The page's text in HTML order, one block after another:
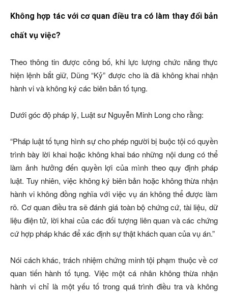
Không hợp tác với cơ quan điều tra có làm thay đổi bản
chất vụ việc?
Theo thông tin được công bố, khi lực lượng chức năng thực
hiện lệnh bắt giữ, Dũng “Kỷ” được cho là đã không khai nhận
hành vi và không ký các biên bản tố tụng.
Dưới góc độ pháp lý, Luật sư Nguyễn Minh Long cho rằng:
“Pháp luật tố tụng hình sự cho phép người bị buộc tội có quyền
trình bày lời khai hoặc không khai báo những nội dung có thể
làm ảnh hưởng đến quyền lợi của mình theo quy định pháp
luật. Tuy nhiên, việc không ký biên bản hoặc không thừa nhận
hành vi không đồng nghĩa với việc vụ án không thể được làm
rõ. Cơ quan điều tra sẽ đánh giá toàn bộ chứng cứ, tài liệu, dữ
liệu điện tử, lời khai của các đối tượng liên quan và các chứng
cứ hợp pháp khác để xác định sự thật khách quan của vụ án.”
Nói cách khác, trách nhiệm chứng minh tội phạm thuộc về cơ
quan tiến hành tố tụng. Việc một cá nhân không thừa nhận
hành vi chỉ là một yếu tố trong quá trình điều tra và không